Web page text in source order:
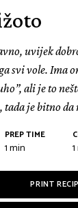
uvijek
svi vole. Ima
ali je to
tada je bitno da
PREP TIME
1min 1
PRINT